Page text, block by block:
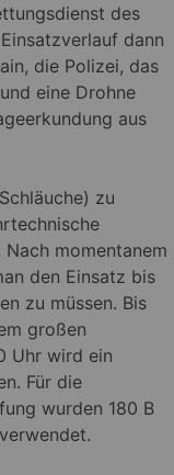
des
dann
die Polizei, das
eine Drohne
aus
zu
momentanem
den Einsatz bis
zu müssen. Bis
großen
Uhr wird ein
Für die
wurden 180 B